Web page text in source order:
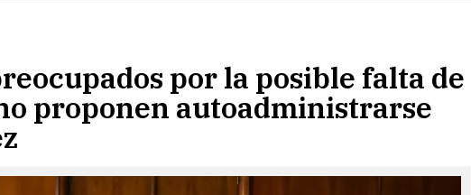
por la posible falta de
proponen autoadministrarse